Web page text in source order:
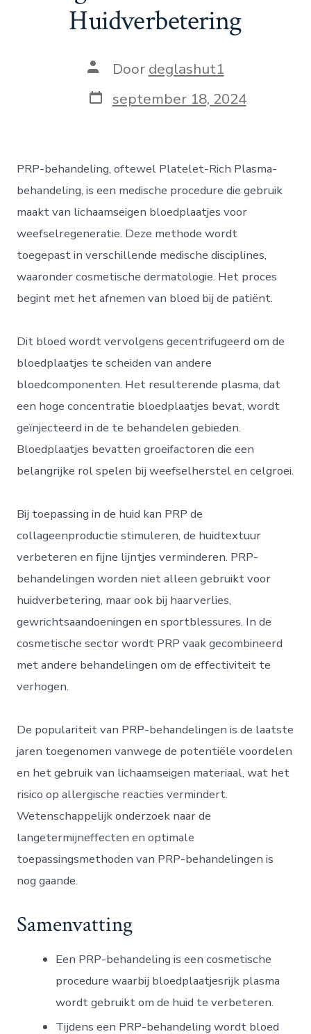
Huidverbetering
Auteur
bericht
Door deglashut1
Berichtdatum
september 18, 2024
PRP-behandeling, oftewel Platelet-Rich Plasma-
behandeling, is een medische procedure die gebruik
maakt van lichaamseigen bloedplaatjes voor
weefselregeneratie. Deze methode wordt
toegepast in verschillende medische disciplines,
waaronder cosmetische dermatologie. Het proces
begint met het afnemen van bloed bij de patiënt.
Dit bloed wordt vervolgens gecentrifugeerd om de
bloedplaatjes te scheiden van andere
bloedcomponenten. Het resulterende plasma, dat
een hoge concentratie bloedplaatjes bevat, wordt
geïnjecteerd in de te behandelen gebieden.
Bloedplaatjes bevatten groeifactoren die een
belangrijke rol spelen bij weefselherstel en celgroei.
Bij toepassing in de huid kan PRP de
collageenproductie stimuleren, de huidtextuur
verbeteren en fijne lijntjes verminderen. PRP-
behandelingen worden niet alleen gebruikt voor
huidverbetering, maar ook bij haarverlies,
gewrichtsaandoeningen en sportblessures. In de
cosmetische sector wordt PRP vaak gecombineerd
met andere behandelingen om de effectiviteit te
verhogen.
De populariteit van PRP-behandelingen is de laatste
jaren toegenomen vanwege de potentiële voordelen
en het gebruik van lichaamseigen materiaal, wat het
risico op allergische reacties vermindert.
Wetenschappelijk onderzoek naar de
langetermijneffecten en optimale
toepassingsmethoden van PRP-behandelingen is
nog gaande.
Samenvatting
Een PRP-behandeling is een cosmetische
procedure waarbij bloedplaatjesrijk plasma
wordt gebruikt om de huid te verbeteren.
Tijdens een PRP-behandeling wordt bloed